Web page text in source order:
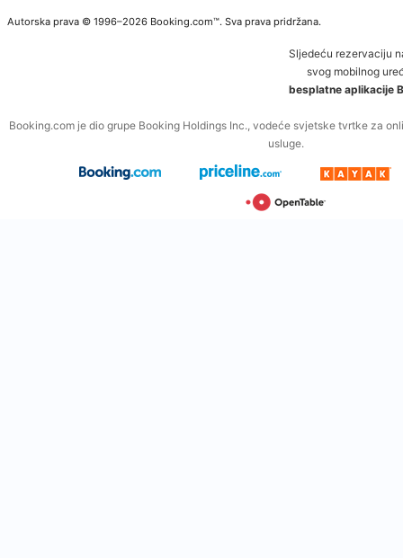
Autorska prava © 1996–2026 Booking.com™. Sva prava pridržana.
Sljedeću rezervaciju
svog mobilnog
besplatne aplikacije
Booking.com je dio grupe Booking Holdings Inc., vodeće svjetske tvrtke za
usluge.